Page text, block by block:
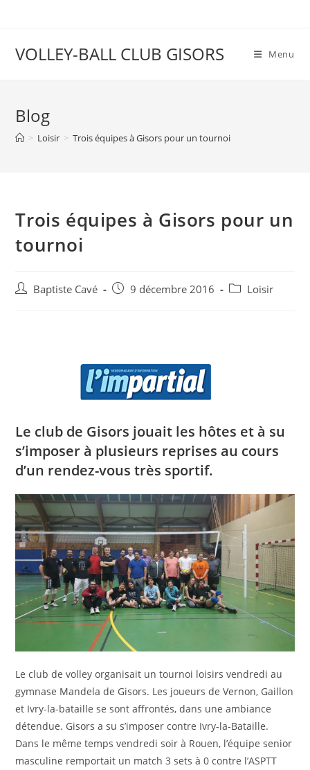
VOLLEY-BALL CLUB GISORS Menu
Blog
> Loisir > Trois équipes à Gisors pour un tournoi
Trois équipes à Gisors pour un
tournoi
Baptiste Cavé 9 décembre 2016 Loisir
Le club de Gisors jouait les hôtes et à su
s’imposer à plusieurs reprises au cours
d’un rendez-vous très sportif.
Le club de volley organisait un tournoi loisirs vendredi au
gymnase Mandela de Gisors. Les joueurs de Vernon, Gaillon
et Ivry-la-bataille se sont affrontés, dans une ambiance
détendue. Gisors a su s’imposer contre Ivry-la-Bataille.
Dans le même temps vendredi soir à Rouen, l’équipe senior
masculine remportait un match 3 sets à 0 contre l’ASPTT